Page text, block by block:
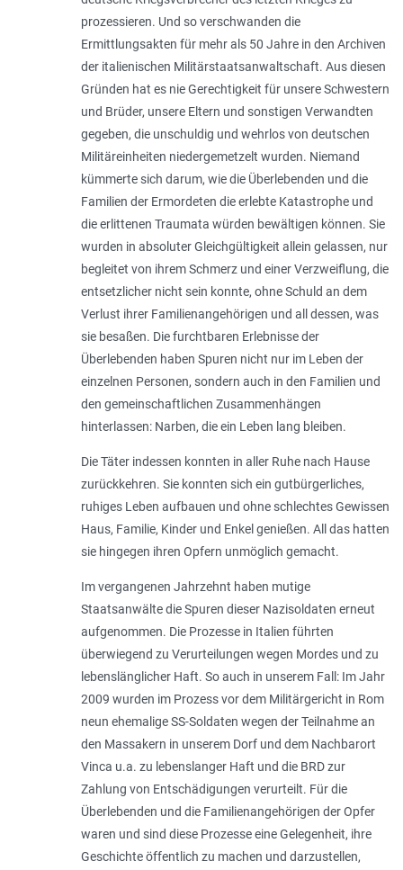
prozessieren. Und so verschwanden die
Ermittlungsakten für mehr als 50 Jahre in den Archiven
der italienischen Militärstaatsanwaltschaft. Aus diesen
Gründen hat es nie Gerechtigkeit für unsere Schwestern
und Brüder, unsere Eltern und sonstigen Verwandten
gegeben, die unschuldig und wehrlos von deutschen
Militäreinheiten niedergemetzelt wurden. Niemand
kümmerte sich darum, wie die Überlebenden und die
Familien der Ermordeten die erlebte Katastrophe und
die erlittenen Traumata würden bewältigen können. Sie
wurden in absoluter Gleichgültigkeit allein gelassen, nur
begleitet von ihrem Schmerz und einer Verzweiflung, die
entsetzlicher nicht sein konnte, ohne Schuld an dem
Verlust ihrer Familienangehörigen und all dessen, was
sie besaßen. Die furchtbaren Erlebnisse der
Überlebenden haben Spuren nicht nur im Leben der
einzelnen Personen, sondern auch in den Familien und
den gemeinschaftlichen Zusammenhängen
hinterlassen: Narben, die ein Leben lang bleiben.
Die Täter indessen konnten in aller Ruhe nach Hause
zurückkehren. Sie konnten sich ein gutbürgerliches,
ruhi­ges Leben aufbauen und ohne schlech­tes Gewissen
Haus, Familie, Kinder und Enkel genießen. All das hatten
sie hin­gegen ihren Opfern unmöglich gemacht.
Im vergangenen Jahrzehnt haben mutige
Staatsanwälte die Spuren dieser Nazisoldaten erneut
aufgenommen. Die Prozesse in Italien führten
überwiegend zu Verurteilungen wegen Mordes und zu
lebenslänglicher Haft. So auch in unserem Fall: Im Jahr
2009 wurden im Prozess vor dem Militärgericht in Rom
neun ehemalige SS-Soldaten wegen der Teilnahme an
den Massakern in unserem Dorf und dem Nachbarort
Vinca u.a. zu lebenslanger Haft und die BRD zur
Zahlung von Entschädigungen verurteilt. Für die
Überlebenden und die Familienangehörigen der Opfer
waren und sind diese Prozesse eine Gelegenheit, ihre
Geschichte öffentlich zu machen und darzustellen,